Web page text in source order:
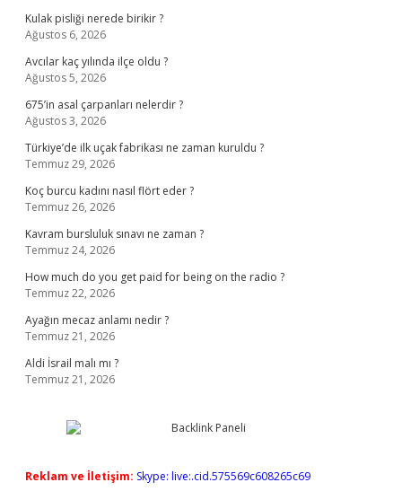
Kulak pisliği nerede birikir ?
Ağustos 6, 2026
Avcılar kaç yılında ilçe oldu ?
Ağustos 5, 2026
675’in asal çarpanları nelerdir ?
Ağustos 3, 2026
Türkiye’de ilk uçak fabrikası ne zaman kuruldu ?
Temmuz 29, 2026
Koç burcu kadını nasıl flört eder ?
Temmuz 26, 2026
Kavram bursluluk sınavı ne zaman ?
Temmuz 24, 2026
How much do you get paid for being on the radio ?
Temmuz 22, 2026
Ayağın mecaz anlamı nedir ?
Temmuz 21, 2026
Aldi İsrail malı mı ?
Temmuz 21, 2026
Reklam ve İletişim: Skype: live:.cid.575569c608265c69